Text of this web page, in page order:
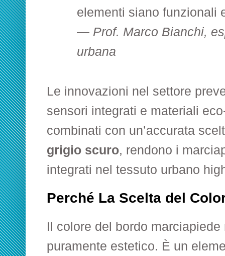
elementi siano funzionali
— Prof. Marco Bianchi,
urbana
Le innovazioni nel settore
sensori integrati e materiali
combinati con un’accurata
grigio scuro, rendono i
integrati nel tessuto urbano
Perché La Scelta del
Il colore del bordo
puramente estetico. È un